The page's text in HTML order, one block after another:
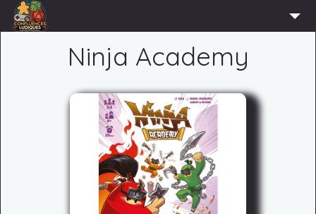
Ninja Academy